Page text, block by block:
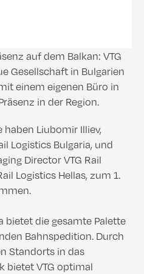
auf dem Balkan: VTG
Gesellschaft in Bulgarien
einem eigenen Büro in
in der Region.
haben Liubomir Illiev,
Logistics Bulgaria, und
Director VTG Rail
Logistics Hellas, zum 1.
bietet die gesamte Palette
Bahnspedition. Durch
Standorts in das
bietet VTG optimal